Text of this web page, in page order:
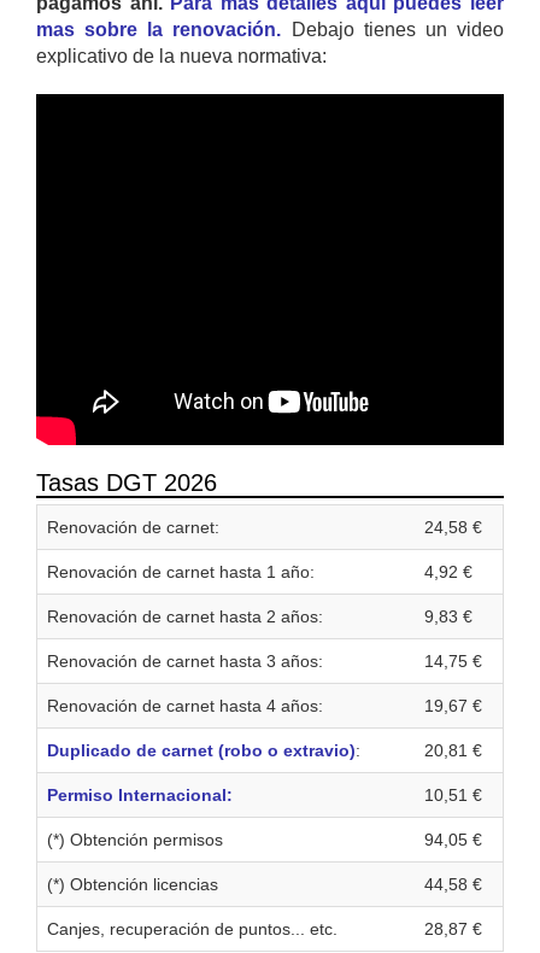
mas sobre la renovación. Debajo tienes un video
explicativo de la nueva normativa:
Tasas DGT 2026
Renovación de carnet: 24,58 €
Renovación de carnet hasta 1 año: 4,92 €
Renovación de carnet hasta 2 años: 9,83 €
Renovación de carnet hasta 3 años: 14,75 €
Renovación de carnet hasta 4 años: 19,67 €
Duplicado de carnet (robo o extravio): 20,81 €
Permiso Internacional: 10,51 €
(*) Obtención permisos 94,05 €
(*) Obtención licencias 44,58 €
Canjes, recuperación de puntos... etc. 28,87 €